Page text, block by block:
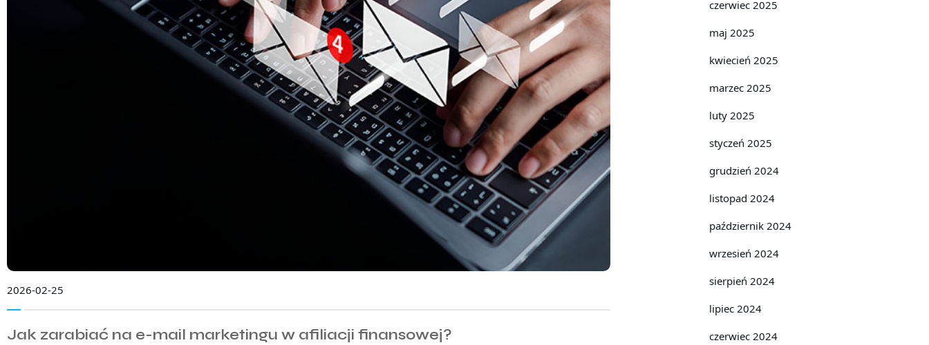
2026-02-25
Jak zarabiać na e-mail marketingu w afiliacji finansowej?
czerwiec 2025
maj 2025
kwiecień 2025
marzec 2025
luty 2025
styczeń 2025
grudzień 2024
listopad 2024
październik 2024
wrzesień 2024
sierpień 2024
lipiec 2024
czerwiec 2024